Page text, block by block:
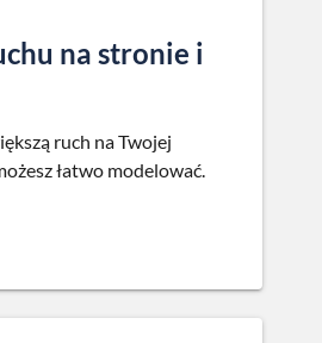
na stronie i
ruch na Twojej
łatwo modelować.